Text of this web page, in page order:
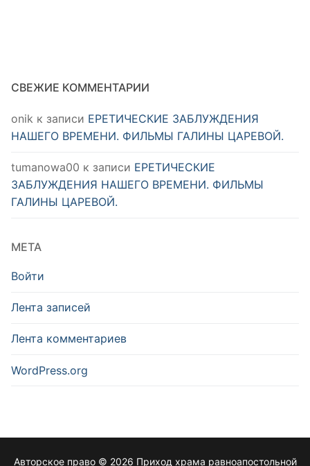
СВЕЖИЕ КОММЕНТАРИИ
onik к записи ЕРЕТИЧЕСКИЕ ЗАБЛУЖДЕНИЯ
НАШЕГО ВРЕМЕНИ. ФИЛЬМЫ ГАЛИНЫ ЦАРЕВОЙ.
tumanowa00 к записи ЕРЕТИЧЕСКИЕ
ЗАБЛУЖДЕНИЯ НАШЕГО ВРЕМЕНИ. ФИЛЬМЫ
ГАЛИНЫ ЦАРЕВОЙ.
МЕТА
Войти
Лента записей
Лента комментариев
WordPress.org
Авторское право © 2026 Приход храма равноапостольной